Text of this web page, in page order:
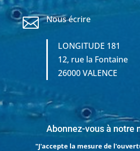
 Nous écrire
LONGITUDE 181
12, rue la Fontaine
26000 VALENCE
Abonnez-vous à notre
"J'accepte la mesure de